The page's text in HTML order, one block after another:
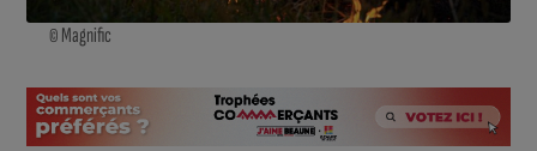
© Magnific